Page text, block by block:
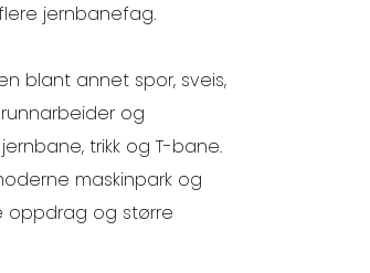
jernbanefag.
blant annet spor, sveis,
og
trikk og T-bane.
maskinpark og
oppdrag og større